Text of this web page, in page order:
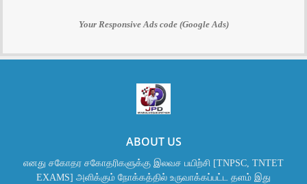
Your Responsive Ads code (Google Ads)
ABOUT US
எனது சகோதர சகோதரிகளுக்கு இலவச பயிற்சி [TNPSC, TNTET
EXAMS] அளிக்கும் நோக்கத்தில் உருவாக்கப்பட்ட தளம் இது